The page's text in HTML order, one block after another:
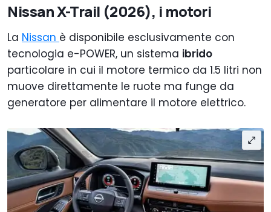
Nissan X-Trail (2026), i motori
La Nissan è disponibile esclusivamente con
tecnologia e-POWER, un sistema ibrido
particolare in cui il motore termico da 1.5 litri non
muove direttamente le ruote ma funge da
generatore per alimentare il motore elettrico.